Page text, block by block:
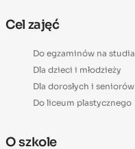
Cel zajęć
Do egzaminów na studia
Dla dzieci i młodzieży
Dla dorosłych i seniorów
Do liceum plastycznego
O szkole